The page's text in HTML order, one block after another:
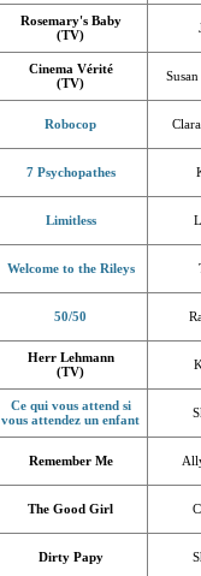
Rosemary's Baby
(TV)
Cinema Vérité
(TV)
Robocop
7 Psychopathes
Limitless
Welcome to the Rileys
50/50
Herr Lehmann
(TV)
Ce qui vous attend si
vous attendez un enfant
Remember Me
The Good Girl
Dirty Papy